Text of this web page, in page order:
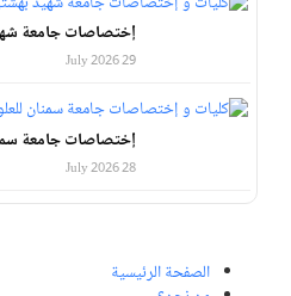
إختصاصات جامعة شهيد
29 July 2026
إختصاصات جامعة سمنان
28 July 2026
الصفحة الرئيسية